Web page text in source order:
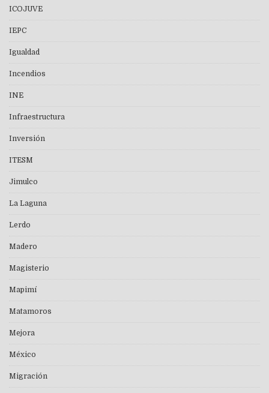
ICOJUVE
IEPC
Igualdad
Incendios
INE
Infraestructura
Inversión
ITESM
Jimulco
La Laguna
Lerdo
Madero
Magisterio
Mapimí
Matamoros
Mejora
México
Migración